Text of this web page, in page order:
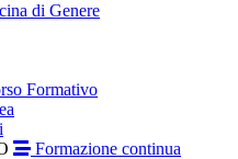
di Genere
Formativo
Formazione continua